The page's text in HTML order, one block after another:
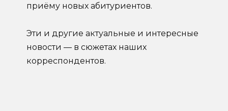
приёму новых абитуриентов.
Эти и другие актуальные и интересные
новости — в сюжетах наших
корреспондентов.